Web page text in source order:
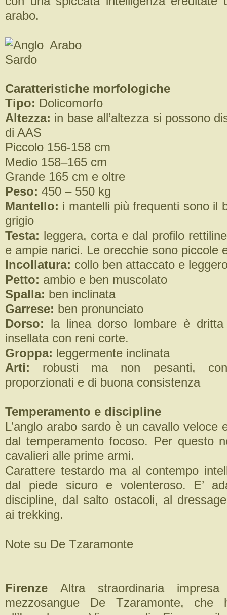
arabo.
Caratteristiche morfologiche
Tipo: Dolicomorfo
Altezza: in base all’altezza si possono
di AAS
Piccolo 156-158 cm
Medio 158–165 cm
Grande 165 cm e oltre
Peso: 450 – 550 kg
Mantello: i mantelli più frequenti sono il
grigio
Testa: leggera, corta e dal profilo
e ampie narici. Le orecchie sono piccole
Incollatura: collo ben attaccato e
Petto: ambio e ben muscolato
Spalla: ben inclinata
Garrese: ben pronunciato
Dorso: la linea dorso lombare è dritta
insellata con reni corte.
Groppa: leggermente inclinata
Arti: robusti ma non pesanti,
proporzionati e di buona consistenza
Temperamento e discipline
L’anglo arabo sardo è un cavallo veloce
dal temperamento focoso. Per questo
cavalieri alle prime armi.
Carattere testardo ma al contempo
dal piede sicuro e volenteroso. E’
discipline, dal salto ostacoli, al
ai trekking.
Note su De Tzaramonte
Firenze Altra straordinaria
mezzosangue De Tzaramonte, che